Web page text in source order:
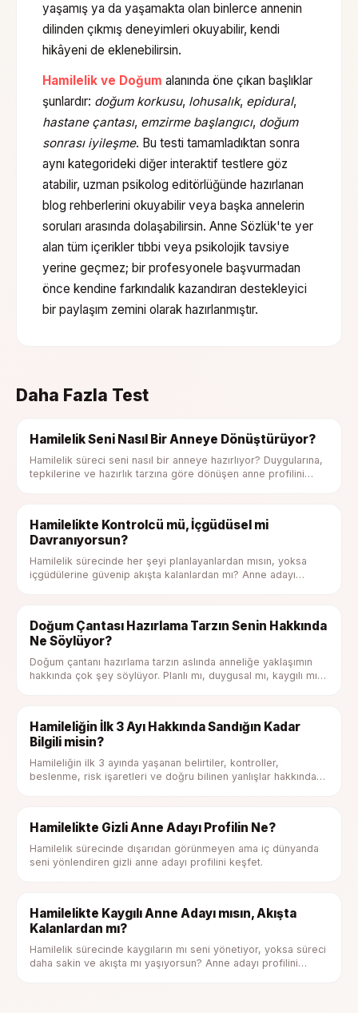
yaşamış ya da yaşamakta olan binlerce annenin
dilinden çıkmış deneyimleri okuyabilir, kendi
hikâyeni de eklenebilirsin.
Hamilelik ve Doğum alanında öne çıkan başlıklar
şunlardır: doğum korkusu, lohusalık, epidural,
hastane çantası, emzirme başlangıcı, doğum
sonrası iyileşme. Bu testi tamamladıktan sonra
aynı kategorideki diğer interaktif testlere göz
atabilir, uzman psikolog editörlüğünde hazırlanan
blog rehberlerini okuyabilir veya başka annelerin
soruları arasında dolaşabilirsin. Anne Sözlük'te yer
alan tüm içerikler tıbbi veya psikolojik tavsiye
yerine geçmez; bir profesyonele başvurmadan
önce kendine farkındalık kazandıran destekleyici
bir paylaşım zemini olarak hazırlanmıştır.
Daha Fazla Test
Hamilelik Seni Nasıl Bir Anneye Dönüştürüyor?
Hamilelik süreci seni nasıl bir anneye hazırlıyor? Duygularına,
tepkilerine ve hazırlık tarzına göre dönüşen anne profilini
Hamilelikte Kontrolcü mü, İçgüdüsel mi
Davranıyorsun?
Hamilelik sürecinde her şeyi planlayanlardan mısın, yoksa
içgüdülerine güvenip akışta kalanlardan mı? Anne adayı
Doğum Çantası Hazırlama Tarzın Senin Hakkında
Ne Söylüyor?
Doğum çantanı hazırlama tarzın aslında anneliğe yaklaşımın
hakkında çok şey söylüyor. Planlı mı, duygusal mı, kaygılı mı
Hamileliğin İlk 3 Ayı Hakkında Sandığın Kadar
Bilgili misin?
Hamileliğin ilk 3 ayında yaşanan belirtiler, kontroller,
beslenme, risk işaretleri ve doğru bilinen yanlışlar hakkında
Hamilelikte Gizli Anne Adayı Profilin Ne?
Hamilelik sürecinde dışarıdan görünmeyen ama iç dünyanda
seni yönlendiren gizli anne adayı profilini keşfet.
Hamilelikte Kaygılı Anne Adayı mısın, Akışta
Kalanlardan mı?
Hamilelik sürecinde kaygıların mı seni yönetiyor, yoksa süreci
daha sakin ve akışta mı yaşıyorsun? Anne adayı profilini